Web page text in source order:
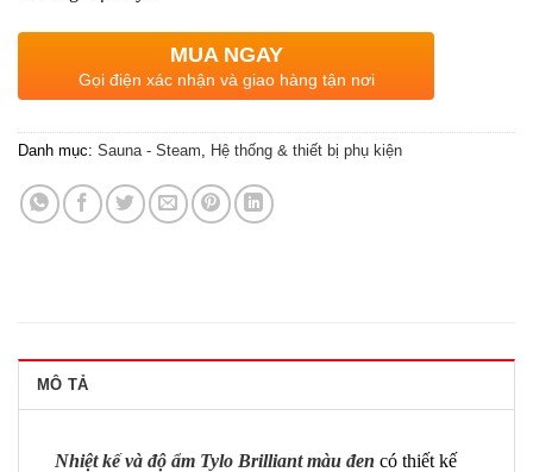
MUA NGAY
Gọi điện xác nhận và giao hàng tận nơi
Danh mục: Sauna - Steam Hệ thống & thiết bị phụ kiện
MÔ TẢ
Nhiệt kế và độ ẩm Tylo Brilliant màu đen có thiết kế